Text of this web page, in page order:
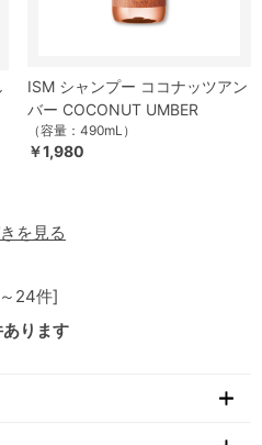
ISM シャンプー ココナッツアン
バー COCONUT UMBER
（容量：490mL）
￥1,980
を見る
24件]
ります